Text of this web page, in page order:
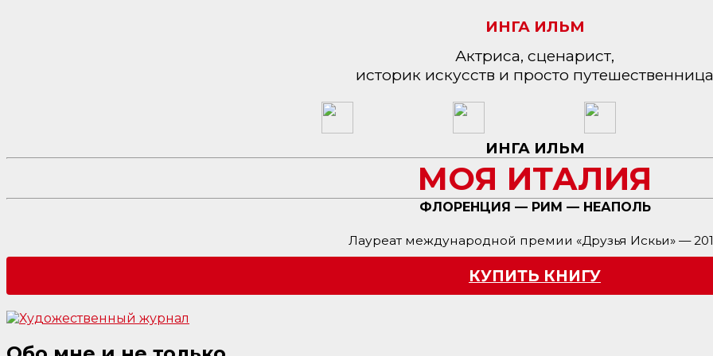
ИНГА ИЛЬМ
Актриса, сценарист,
историк искусств и просто путешественница
ИНГА ИЛЬМ
МОЯ ИТАЛИЯ
ФЛОРЕНЦИЯ — РИМ — НЕАПОЛЬ
Лауреат международной премии «Друзья Искьи» —
КУПИТЬ КНИГУ